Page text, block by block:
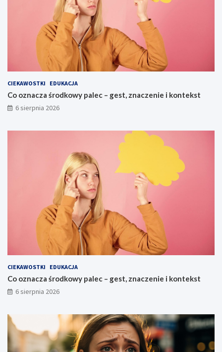
CIEKAWOSTKI EDUKACJA
Co oznacza środkowy palec – gest, znaczenie i kontekst
6 sierpnia 2026
CIEKAWOSTKI EDUKACJA
Co oznacza środkowy palec – gest, znaczenie i kontekst
6 sierpnia 2026